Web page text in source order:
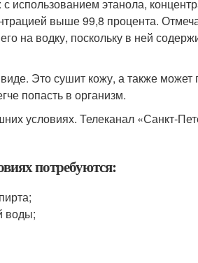
использованием этанола,
выше 99,8 процента.
на водку, поскольку в ней
Это сушит кожу, а также может
попасть в организм.
условиях. Телеканал «Санкт-
потребуются:
воды;